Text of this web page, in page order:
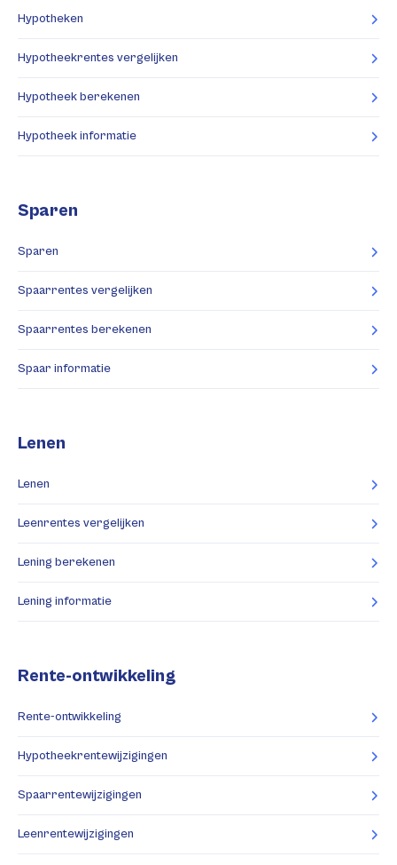
Hypotheken
Hypotheekrentes vergelijken
Hypotheek berekenen
Hypotheek informatie
Sparen
Sparen
Spaarrentes vergelijken
Spaarrentes berekenen
Spaar informatie
Lenen
Lenen
Leenrentes vergelijken
Lening berekenen
Lening informatie
Rente-ontwikkeling
Rente-ontwikkeling
Hypotheekrentewijzigingen
Spaarrentewijzigingen
Leenrentewijzigingen